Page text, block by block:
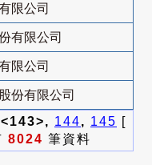
限公司
有限公司
限公司
份有限公司
144, 145 [
8024 筆資料